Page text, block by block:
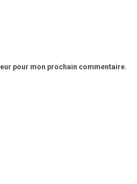
pour mon prochain commentaire.